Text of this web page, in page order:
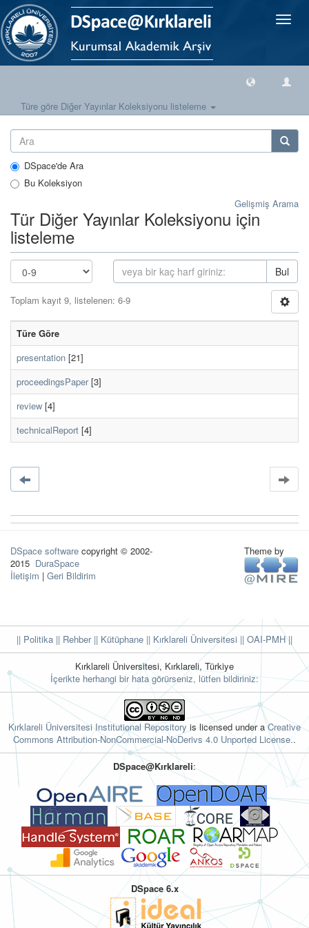
Geçiş
Türe göre Diğer Yayınlar Koleksiyonu listeleme
DSpace'de Ara
Bu Koleksiyon
Gelişmiş Arama
Tür Diğer Yayınlar Koleksiyonu için
listeleme
Bul
Toplam kayıt 9, listelenen: 6-9
Türe Göre
presentation [21]
proceedingsPaper[3]
review [4]
technicalReport [4]
DSpace software copyright © 2002-
2015 DuraSpace
İletişim | Geri Bildirim
Theme by
|| Politika || Rehber|| Kütüphane || Kırklareli Üniversitesi || OAI-PMH ||
Kırklareli Üniversitesi, Kırklareli, Türkiye
İçerikte herhangi bir hata görürseniz, lütfen bildiriniz:
Kırklareli Üniversitesi Institutional Repository is licensed under aCreative
Commons Attribution-NonCommercial-NoDerivs 4.0 Unported License..
DSpace@Kırklareli:
DSpace 6.x